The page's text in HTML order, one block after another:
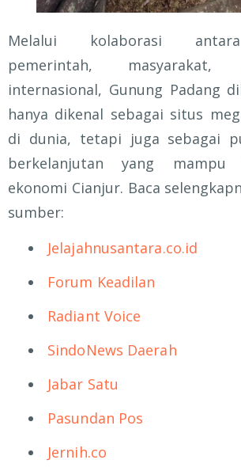
Melalui kolaborasi
pemerintah,
internasional, Gunung Padang
hanya dikenal sebagai situs
di dunia, tetapi juga sebagai
berkelanjutan yang mampu
ekonomi Cianjur. Baca
sumber:
Jelajahnusantara.co.id
Forum Keadilan
Radiant Voice
SindoNews Daerah
Jabar Satu
Pasundan Pos
Jernih.co